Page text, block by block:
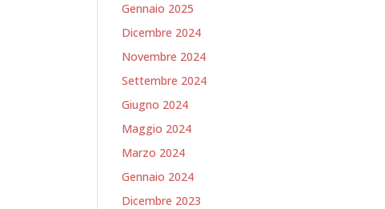
Gennaio 2025
Dicembre 2024
Novembre 2024
Settembre 2024
Giugno 2024
Maggio 2024
Marzo 2024
Gennaio 2024
Dicembre 2023